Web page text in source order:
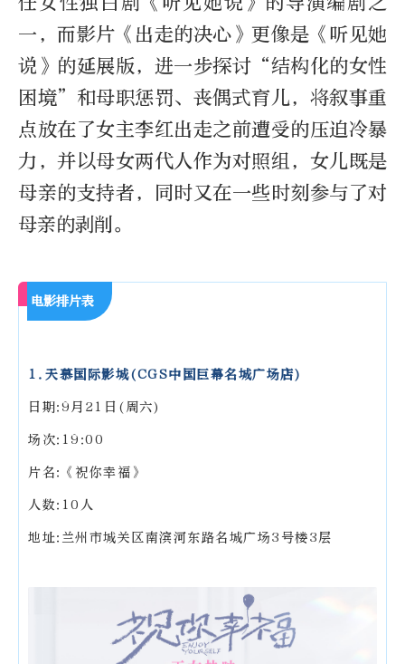
一，而影片《出走的决心》更像是《听见她
说》的延展版，进一步探讨“结构化的女性
困境”和母职惩罚、丧偶式育儿，将叙事重
点放在了女主李红出走之前遭受的压迫冷暴
力，并以母女两代人作为对照组，女儿既是
母亲的支持者，同时又在一些时刻参与了对
母亲的剥削。
电影排片表
1.天慕国际影城(CGS中国巨幕名城广场店)
日期:9月21日(周六)
场次:19:00
片名:《祝你幸福》
人数:10人
地址:兰州市城关区南滨河东路名城广场3号楼3层